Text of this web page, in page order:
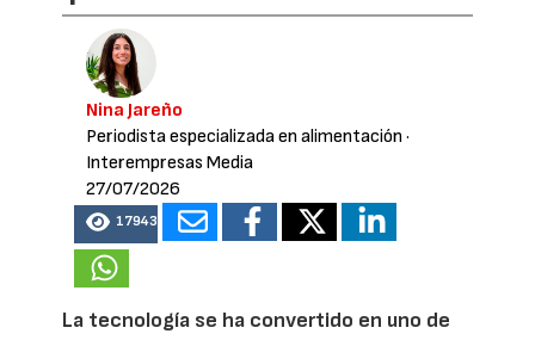
Nina Jareño
Periodista especializada en alimentación ·
Interempresas Media
27/07/2026
17943
La tecnología se ha convertido en uno de